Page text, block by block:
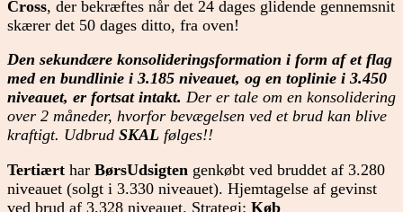
Cross, der bekræftes når det 24 dages glidende gennemsnit
skærer det 50 dages ditto, fra oven!
Den sekundære konsolideringsformation i form af et flag
med en bundlinie i 3.185 niveauet, og en toplinie i 3.450
niveauet, er fortsat intakt. Der er tale om en konsolidering
over 2 måneder, hvorfor bevægelsen ved et brud kan blive
kraftigt. Udbrud SKAL følges!!
Tertiært har BørsUdsigten genkøbt ved bruddet af 3.280
niveauet (solgt i 3.330 niveauet). Hjemtagelse af gevinst
ved brud af 3.328 niveauet. Strategi: Køb